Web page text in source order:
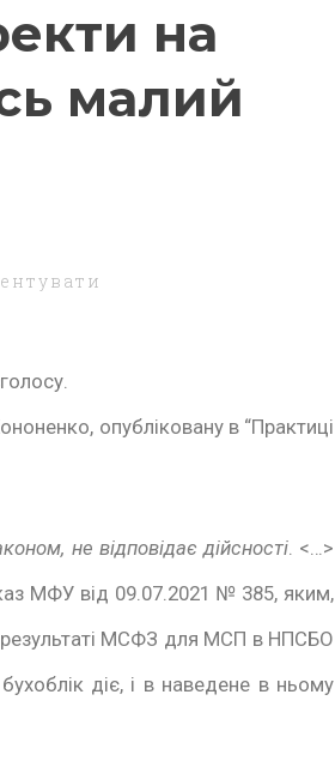
на
малий
опубліковану в “Практиці
не відповідає дійсності. <…>
МФУ від 09.07.2021 № 385, яким,
МСФЗ для МСП в НПСБО
діє, і в наведене в ньому